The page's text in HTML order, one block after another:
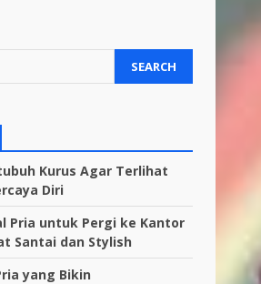
SEARCH
Kurus Agar Terlihat
Diri
Pria untuk Pergi ke Kantor
Santai dan Stylish
yang Bikin